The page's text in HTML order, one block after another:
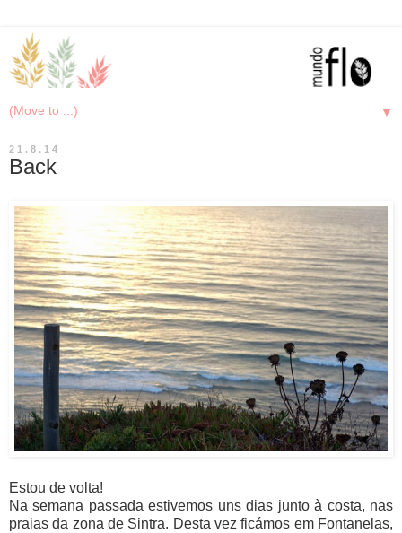
▼
21.8.14
Back
Estou de volta!
Na semana passada estivemos uns dias junto à costa, nas
praias da zona de Sintra. Desta vez ficámos em Fontanelas,